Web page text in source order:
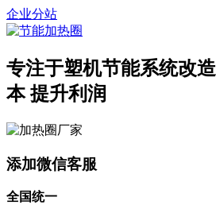
企业分站
专注于塑机节能系统改造
本 提升利润
添加微信客服
全国统一